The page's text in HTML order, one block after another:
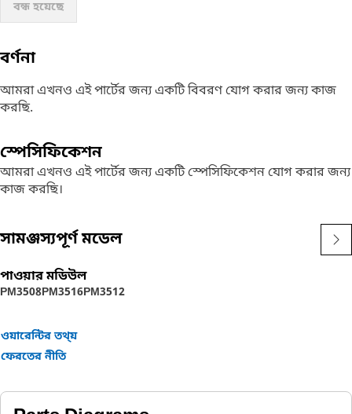
বন্ধ হয়েছে
বর্ণনা
আমরা এখনও এই পার্টের জন্য একটি বিবরণ যোগ করার জন্য কাজ
করছি.
স্পেসিফিকেশন
আমরা এখনও এই পার্টের জন্য একটি স্পেসিফিকেশন যোগ করার জন্য
কাজ করছি।
সামঞ্জস্যপূর্ণ মডেল
পাওয়ার মডিউল
PM3508PM3516PM3512
ওয়ারেন্টির তথ্য়
ফেরতের নীতি